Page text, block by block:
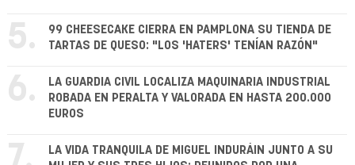
5.
99 CHEESECAKE CIERRA EN PAMPLONA SU TIENDA DE
TARTAS DE QUESO: "LOS 'HATERS' TENÍAN RAZÓN"
6.
LA GUARDIA CIVIL LOCALIZA MAQUINARIA INDUSTRIAL
ROBADA EN PERALTA Y VALORADA EN HASTA 200.000
EUROS
LA VIDA TRANQUILA DE MIGUEL INDURÁIN JUNTO A SU